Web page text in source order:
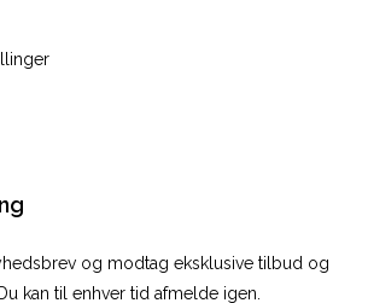
og modtag eksklusive tilbud og
kan til enhver tid afmelde igen.